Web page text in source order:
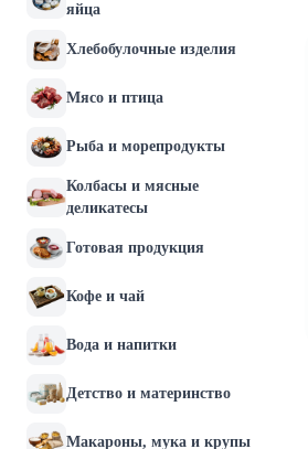
яйца
Хлебобулочные изделия
Мясо и птица
Рыба и морепродукты
Колбасы и мясные
деликатесы
Готовая продукция
Кофе и чай
Вода и напитки
Детство и материнство
Макароны, мука и крупы